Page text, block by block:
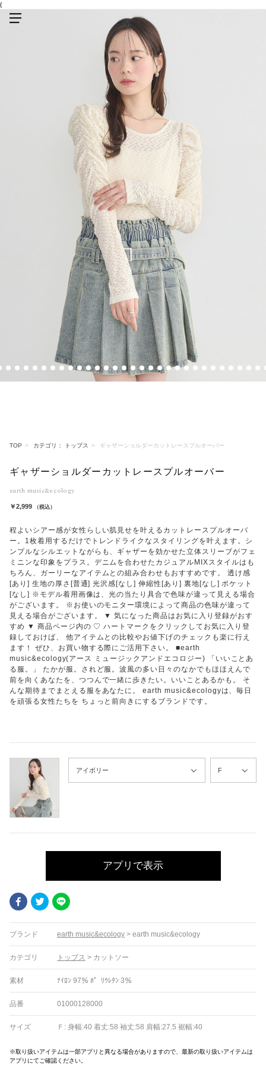
{
TOP カテゴリ： トップス ギャザーショルダーカットレースプルオーバー
ギャザーショルダーカットレースプルオーバー
earth music&ecology
￥2,999 （税込）
程よいシアー感が女性らしい肌見せを叶えるカットレースプルオーバ
ー。1枚着用するだけでトレンドライクなスタイリングを叶えます。シ
ンプルなシルエットながらも、ギャザーを効かせた立体スリーブがフェ
ミニンな印象をプラス。デニムを合わせたカジュアルMIXスタイルはも
ちろん、ガーリーなアイテムとの組み合わせもおすすめです。 透け感
[あり] 生地の厚さ[普通] 光沢感[なし] 伸縮性[あり] 裏地[なし] ポケット
[なし] ※モデル着用画像は、光の当たり具合で色味が違って見える場合
がございます。 ※お使いのモニター環境によって商品の色味が違って
見える場合がございます。 ▼ 気になった商品はお気に入り登録がおす
すめ ▼ 商品ページ内の ♡ ハートマークをクリックしてお気に入り登
録しておけば、 他アイテムとの比較やお値下げのチェックも楽に行え
ます！ ぜひ、お買い物する際にご活用下さい。 ■earth
music&ecology(アース ミュージックアンドエコロジー) 「いいことあ
る服。」 たかが服。されど服。波風の多い日々のなかでもほほえんで
前を向くあなたを、つつんで一緒に歩きたい。いいことあるかも。 そ
んな期待までまとえる服をあなたに。 earth music&ecologyは、毎日
を頑張る女性たちを ちょっと前向きにするブランドです。
アプリで表示
FacebookTwitter
ブランド earth music&ecology > earth music&ecology
カテゴリ トップス > カットソー
素材 ﾅｲﾛﾝ 97％ ﾎ゜ﾘｳﾚﾀﾝ 3％
品番 01000128000
サイズ Ｆ: 身幅:40 着丈:58 袖丈:58 肩幅:27.5 裾幅:40
※取り扱いアイテムは一部アプリと異なる場合がありますので、最新の取り扱いアイテムは
アプリにてご確認ください。
4 5 6 7 8 9 10 11 12 13 14 15 16 17 18 19 20 21 22 23 24 25 26 27 28 29 30 31 32